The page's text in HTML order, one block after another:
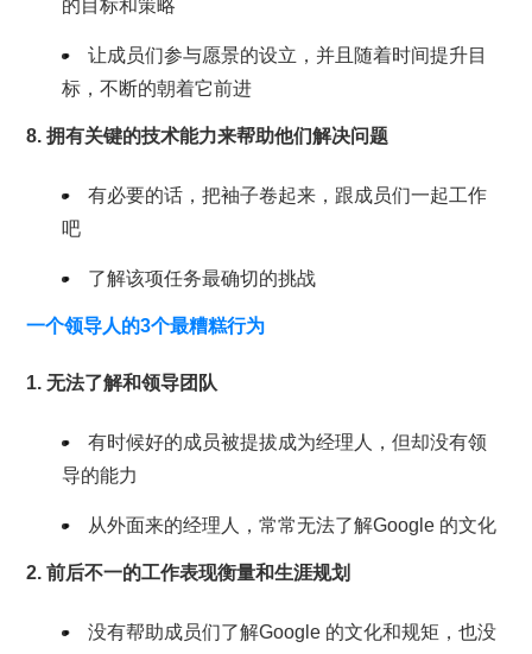
的目标和策略
让成员们参与愿景的设立，并且随着时间提升目
标，不断的朝着它前进
8. 拥有关键的技术能力来帮助他们解决问题
有必要的话，把袖子卷起来，跟成员们一起工作
吧
了解该项任务最确切的挑战
一个领导人的3个最糟糕行为
1. 无法了解和领导团队
有时候好的成员被提拔成为经理人，但却没有领
导的能力
从外面来的经理人，常常无法了解Google 的文化
2. 前后不一的工作表现衡量和生涯规划
没有帮助成员们了解Google 的文化和规矩，也没